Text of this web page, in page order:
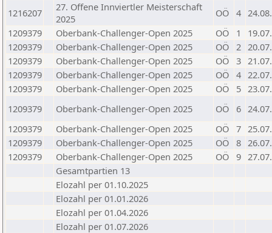
1216207
27. Offene Innviertler Meisterschaft
2025
OÖ 4
1209379
Oberbank-Challenger-Open 2025 OÖ 1
1209379
Oberbank-Challenger-Open 2025 OÖ 2
1209379
Oberbank-Challenger-Open 2025 OÖ 3
1209379
Oberbank-Challenger-Open 2025 OÖ 4
1209379
Oberbank-Challenger-Open 2025 OÖ 5
1209379
Oberbank-Challenger-Open 2025 OÖ 6
1209379
Oberbank-Challenger-Open 2025 OÖ 7
1209379
Oberbank-Challenger-Open 2025 OÖ 8
1209379
Oberbank-Challenger-Open 2025 OÖ 9
Gesamtpartien 13
Elozahl per 01.10.2025
Elozahl per 01.01.2026
Elozahl per 01.04.2026
Elozahl per 01.07.2026